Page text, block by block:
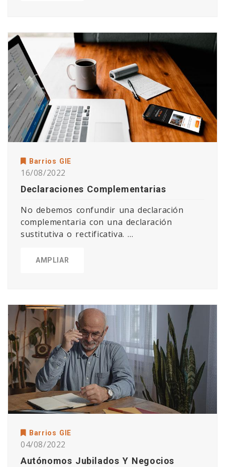
Barrios GIE
16/08/2022
Declaraciones Complementarias
No debemos confundir una declaración
complementaria con una declaración
sustitutiva o rectificativa. ...
AMPLIAR
Barrios GIE
04/08/2022
Autónomos Jubilados Y Negocios